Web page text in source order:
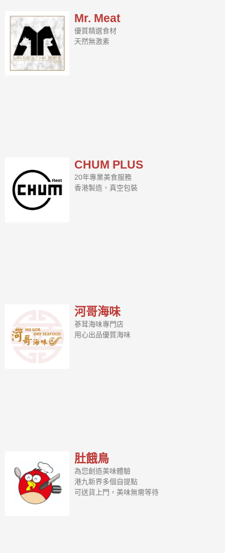
Mr. Meat
優質精選食材
天然無激素
CHUM PLUS
20年專業美食服務
香港製造、真空包裝
河哥海味
蔘茸海味專門店
用心出品優質海味
肚餓鳥
為您創造美味體驗
港九新界多個自提點
可送貨上門，美味無需等待